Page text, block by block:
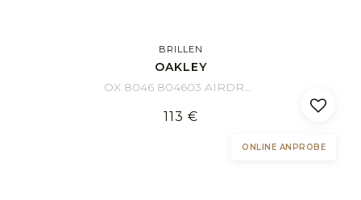
BRILLEN
OAKLEY
OX 8046 804603 AIRDROP 55/18
113 €
ONLINE ANPROBE